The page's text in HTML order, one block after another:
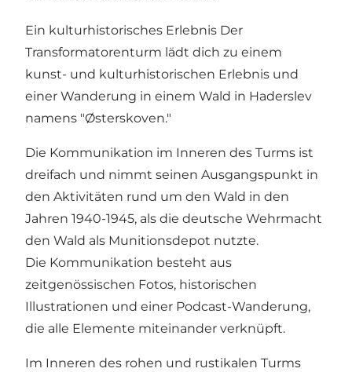
Ein kulturhistorisches Erlebnis Der
Transformatorenturm lädt dich zu einem
kunst- und kulturhistorischen Erlebnis und
einer Wanderung in einem Wald in Haderslev
namens "Østerskoven."
Die Kommunikation im Inneren des Turms ist
dreifach und nimmt seinen Ausgangspunkt in
den Aktivitäten rund um den Wald in den
Jahren 1940-1945, als die deutsche Wehrmacht
den Wald als Munitionsdepot nutzte.
Die Kommunikation besteht aus
zeitgenössischen Fotos, historischen
Illustrationen und einer Podcast-Wanderung,
die alle Elemente miteinander verknüpft.
Im Inneren des rohen und rustikalen Turms